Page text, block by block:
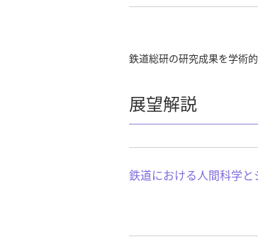
鉄道総研の研究成果を学術
展望解説
鉄道における人間科学